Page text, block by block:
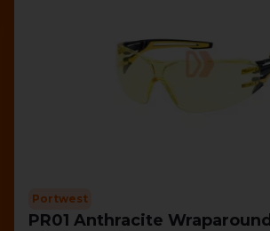
Portwest
PR01 Anthracite Wraparound